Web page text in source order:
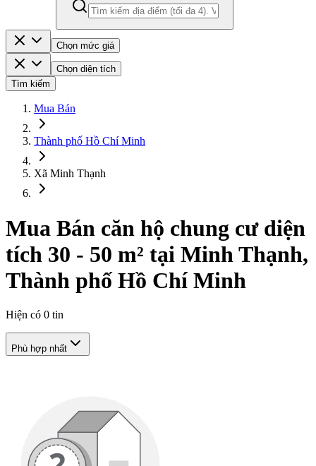
Chọn mức giá
Chọn diện tích
Tìm kiếm
Mua Bán
Thành phố Hồ Chí Minh
Xã Minh Thạnh
Mua Bán căn hộ chung cư diện
tích 30 - 50 m² tại Minh Thạnh,
Thành phố Hồ Chí Minh
Hiện có 0 tin
Phù hợp nhất